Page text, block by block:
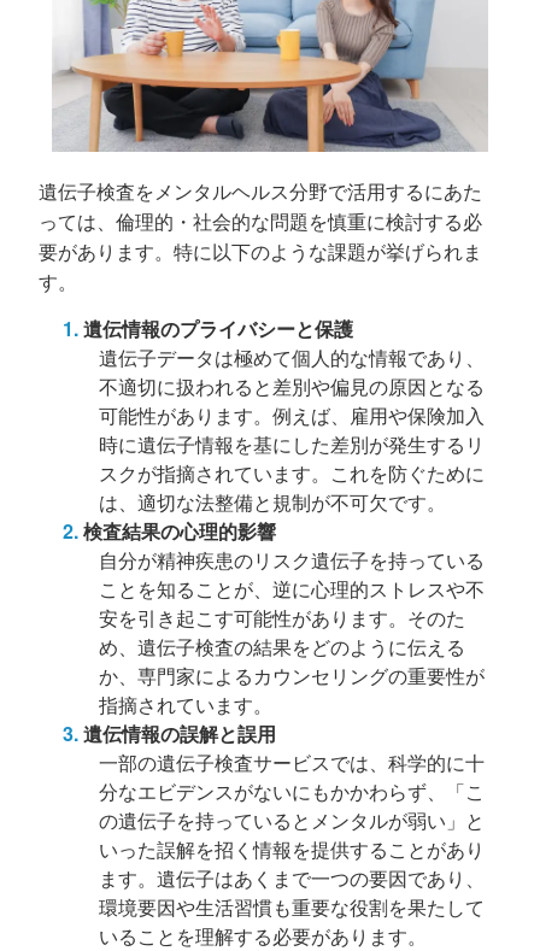
遺伝子検査をメンタルヘルス分野で活用するにあた
っては、倫理的・社会的な問題を慎重に検討する必
要があります。特に以下のような課題が挙げられま
す。
遺伝情報のプライバシーと保護
遺伝子データは極めて個人的な情報であり、
不適切に扱われると差別や偏見の原因となる
可能性があります。例えば、雇用や保険加入
時に遺伝子情報を基にした差別が発生するリ
スクが指摘されています。これを防ぐために
は、適切な法整備と規制が不可欠です。
検査結果の心理的影響
自分が精神疾患のリスク遺伝子を持っている
ことを知ることが、逆に心理的ストレスや不
安を引き起こす可能性があります。そのた
め、遺伝子検査の結果をどのように伝える
か、専門家によるカウンセリングの重要性が
指摘されています。
遺伝情報の誤解と誤用
一部の遺伝子検査サービスでは、科学的に十
分なエビデンスがないにもかかわらず、「こ
の遺伝子を持っているとメンタルが弱い」と
いった誤解を招く情報を提供することがあり
ます。遺伝子はあくまで一つの要因であり、
環境要因や生活習慣も重要な役割を果たして
いることを理解する必要があります。